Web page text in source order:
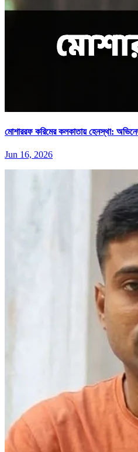
মোশাররফ করিমের কলকাতায় হেনস্থা:
Jun 16, 2026